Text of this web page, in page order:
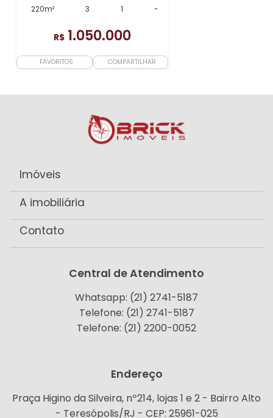
220m² 3 1 -
R$ 1.050.000
FAVORITOS COMPARTILHAR
Imóveis
A imobiliária
Contato
Central de Atendimento
Whatsapp: (21) 2741-5187
Telefone: (21) 2741-5187
Telefone: (21) 2200-0052
Endereço
Praça Higino da Silveira, nº214, lojas 1 e 2 - Bairro Alto
- Teresópolis/RJ - CEP: 25961-025